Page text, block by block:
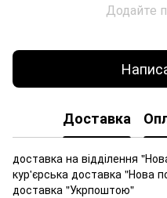
Додайте
Доставка
доставка на відділення
кур'єрська доставка "Нова
доставка "Укрпоштою"